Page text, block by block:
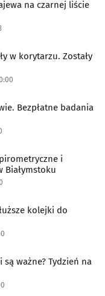
na czarnej liście
w korytarzu. Zostały
Bezpłatne badania
i
Białymstoku
kolejki do
ważne? Tydzień na